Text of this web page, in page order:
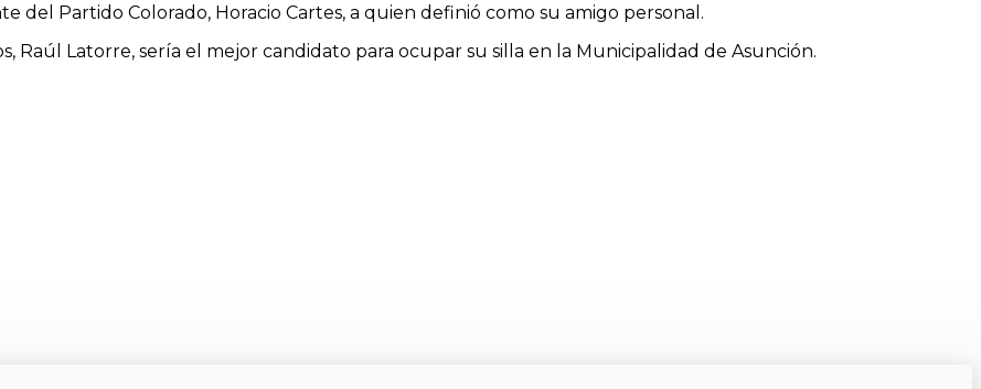
del Partido Colorado, Horacio Cartes, a quien definió como su amigo personal.
Raúl Latorre, sería el mejor candidato para ocupar su silla en la Municipalidad de Asunción.